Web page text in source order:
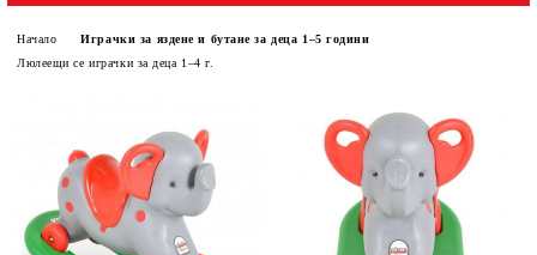
Начало
Играчки за яздене и бутане за деца 1–5 години
Люлеещи се играчки за деца 1–4 г.